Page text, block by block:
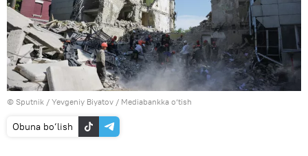
© Sputnik / Yevgeniy Biyatov / Mediabankka o‘tish
Obuna bo‘lish